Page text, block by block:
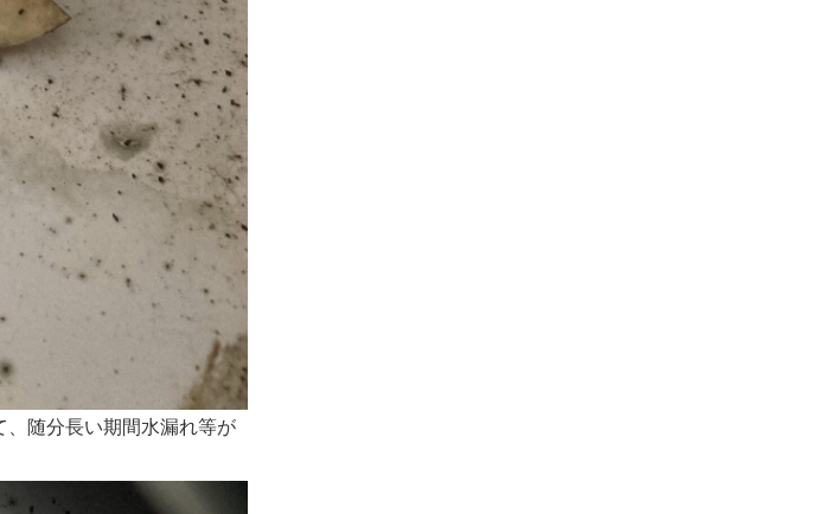
随分長い期間水漏れ等が